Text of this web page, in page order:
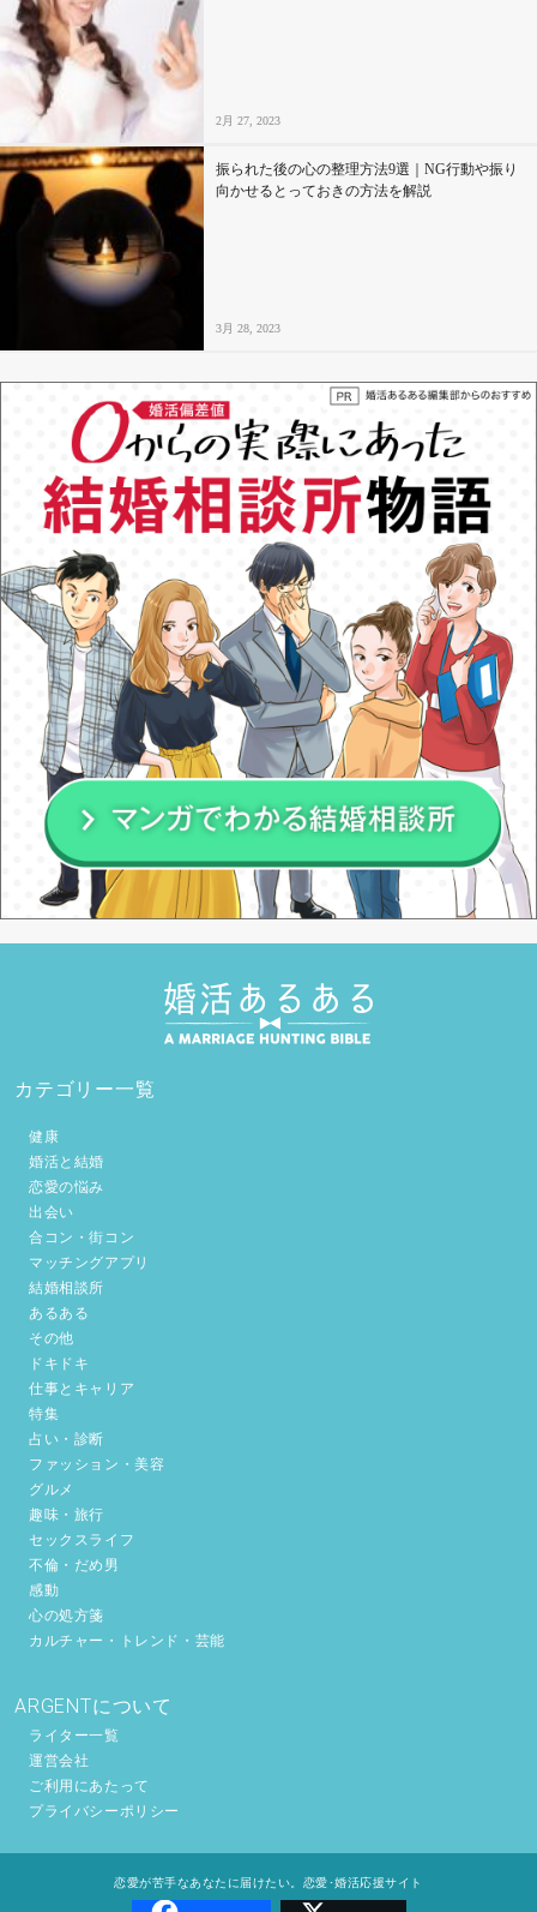
2月 27, 2023
振られた後の心の整理方法9選｜NG行動や振り
向かせるとっておきの方法を解説
3月 28, 2023
カテゴリー一覧
健康
婚活と結婚
恋愛の悩み
出会い
合コン・街コン
マッチングアプリ
結婚相談所
あるある
その他
ドキドキ
仕事とキャリア
特集
占い・診断
ファッション・美容
グルメ
趣味・旅行
セックスライフ
不倫・だめ男
感動
心の処方箋
カルチャー・トレンド・芸能
ARGENTについて
ライター一覧
運営会社
ご利用にあたって
プライバシーポリシー
恋愛が苦手なあなたに届けたい。恋愛･婚活応援サイト